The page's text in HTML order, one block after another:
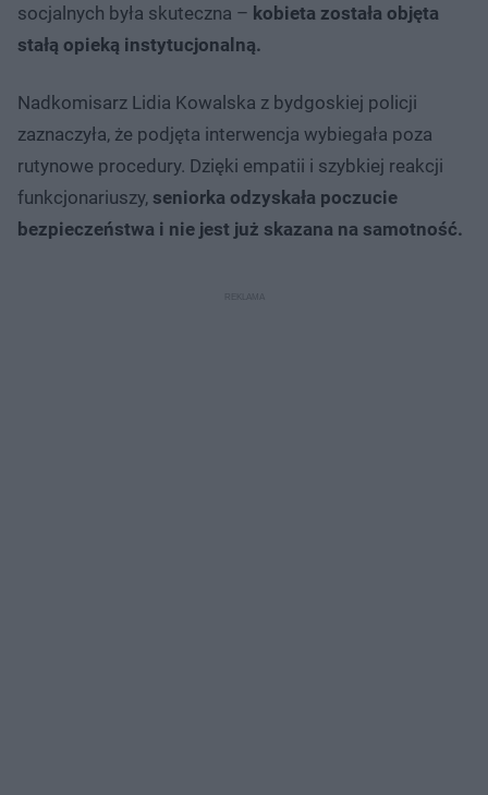
socjalnych była skuteczna – kobieta została objęta
stałą opieką instytucjonalną.
Nadkomisarz Lidia Kowalska z bydgoskiej policji
zaznaczyła, że podjęta interwencja wybiegała poza
rutynowe procedury. Dzięki empatii i szybkiej reakcji
funkcjonariuszy, seniorka odzyskała poczucie
bezpieczeństwa i nie jest już skazana na samotność.